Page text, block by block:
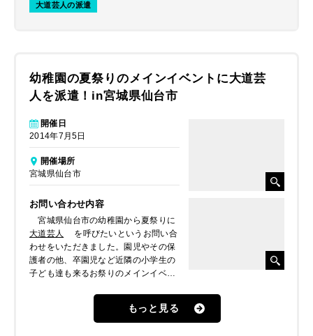
大道芸人の派遣
幼稚園の夏祭りのメインイベントに大道芸
人を派遣！in宮城県仙台市
開催日
2014年7月5日
開催場所
宮城県仙台市
お問い合わせ内容
宮城県仙台市の幼稚園から夏祭りに
大道芸人
を呼びたいというお問い合
わせをいただきました。園児やその保
護者の他、卒園児など近隣の小学生の
子ども達も来るお祭りのメインイベン
もっと見る